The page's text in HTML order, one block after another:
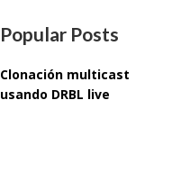
Popular Posts
Clonación multicast
usando DRBL live